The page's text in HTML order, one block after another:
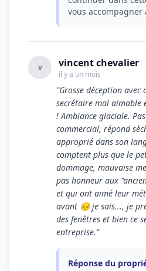
vous accompagner
v vincent chevalier
il y a un mois
"Grosse déception
secrétaire mal aimable
! Ambiance glaciale.
commercial, répond
approprié dans son
comptent plus que le
dommage, mauvaise
pas honneur aux
et qui ont aimé leur
avant 😔 je sais..., je
des fenêtres et bien ce
entreprise."
Réponse du